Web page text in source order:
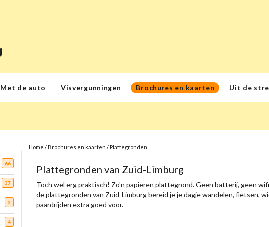
Met de auto Visvergunningen Brochures en kaarten Uit de
66
37
3
4
Home / Brochures en kaarten / Plattegronden
Plattegronden van Zuid-Limburg
Toch wel erg praktisch! Zo'n papieren plattegrond. Geen batterij, geen
de plattegronden van Zuid-Limburg bereid je je dagje wandelen, fietsen,
paardrijden extra goed voor.